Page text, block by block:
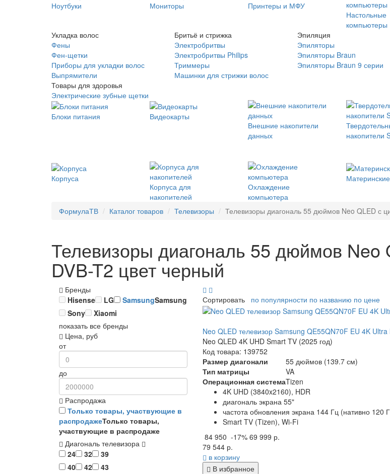
Ноутбуки Мониторы
Принтеры и МФУ
Настольные
компьютеры
Укладка волос
Фены
Фен-щетки
Приборы для укладки волос
Выпрямители
Товары для здоровья
Электрические зубные щетки
Бритьё и стрижка
Электробритвы
Электробритвы Philips
Триммеры
Машинки для стрижки волос
Эпиляция
Эпиляторы
Эпиляторы Braun
Эпиляторы Braun 9 серии
Блоки питания
Видеокарты
Внешние накопители
данных
накопители
Корпуса
Корпуса для
накопителей
Охлаждение
компьютера
ФормулаТВ Каталог товаров Телевизоры Телевизоры диагональ 55 дюймов Neo QLED с
Телевизоры диагональ 55 дюймов
DVB-T2 цвет черный
Бренды
Hisense
LG SamsungSamsung
Sony
Xiaomi
показать все бренды
Цена, руб
от
до
Распродажа
Только товары, участвующие в
распродажеТолько товары,
участвующие в распродаже
Диагональ телевизора
24
32
39
40
42
43
Сортировать по популярности по названию по цене
Neo QLED телевизор Samsung QE55QN70F EU 4K Ultra
Neo QLED 4K UHD Smart TV (2025 год)
Код товара: 139752
Размер диагонали
55 дюймов (139.7 см)
Тип матрицы
VA
Операционная системаTizen
4K UHD (3840x2160), HDR
диагональ экрана 55"
частота обновления экрана 144 Гц (нативно 120
Smart TV (Tizen), Wi-Fi
84 950 -17% 69 999 р.
79 544 р.
в корзину
В избранное